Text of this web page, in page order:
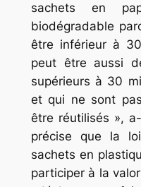
sachets en
biodégradable
être inférieur à
peut être aussi
supérieurs à 30
et qui ne sont
être réutilisés »,
précise que la
sachets en
participer à la